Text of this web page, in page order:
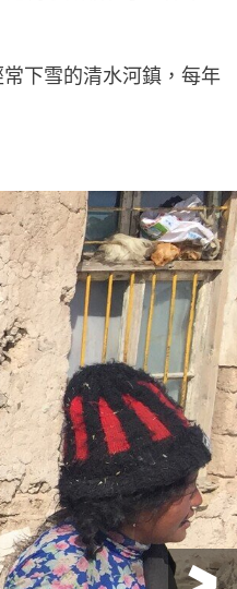
下雪的清水河鎮，每年